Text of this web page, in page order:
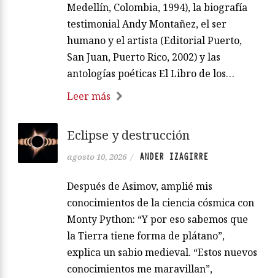
Medellín, Colombia, 1994), la biografía
testimonial Andy Montañez, el ser
humano y el artista (Editorial Puerto,
San Juan, Puerto Rico, 2002) y las
antologías poéticas El Libro de los…
Leer más
Eclipse y destrucción
agosto 10, 2026 / ANDER IZAGIRRE
Después de Asimov, amplié mis
conocimientos de la ciencia cósmica con
Monty Python: “Y por eso sabemos que
la Tierra tiene forma de plátano”,
explica un sabio medieval. “Estos nuevos
conocimientos me maravillan”,